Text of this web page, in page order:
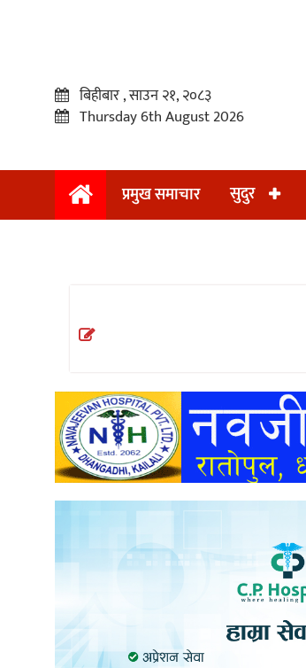
प्रमुख
अन्तराष्ट्रिय
अन्तर्वार्ता
खेलकुद
बिहीबार , साउन २१, २०८३
Thursday 6th August 2026
प्रमुख समाचार सुदुर